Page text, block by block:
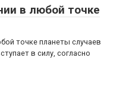
в любой точке
точке планеты случаев
в силу, согласно